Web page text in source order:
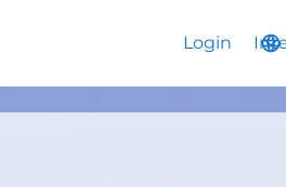
Login language
keyboard_arrow_down